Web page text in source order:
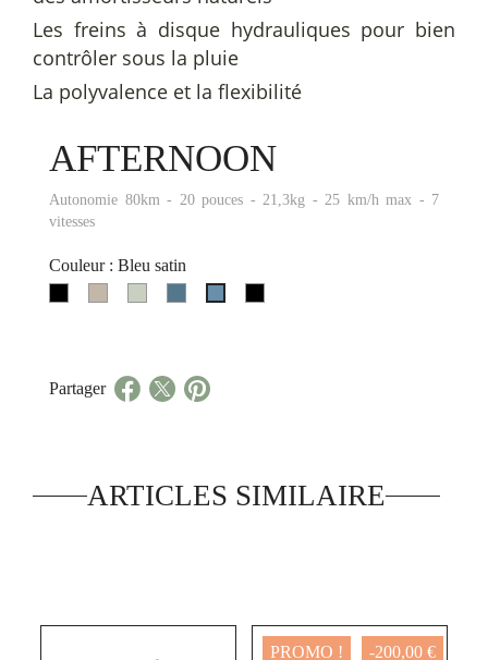
Les freins à disque hydrauliques pour bien
contrôler sous la pluie
La polyvalence et la flexibilité
AFTERNOON
Autonomie 80km - 20 pouces - 21,3kg - 25 km/h max - 7
vitesses
Couleur : Bleu satin
Partager
ARTICLES SIMILAIRE
PROMO ! -200,00 €